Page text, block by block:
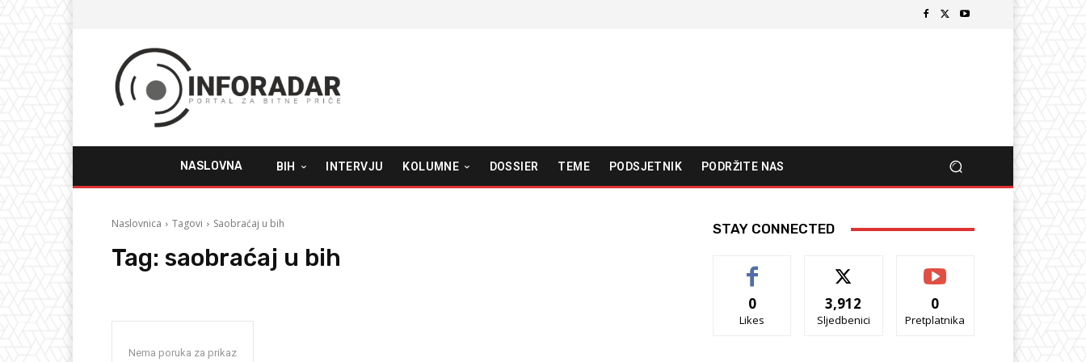
NASLOVNA BIH INTERVJU KOLUMNE DOSSIER TEME PODSJETNIK PODRŽITE NAS
Naslovnica Tagovi Saobraćaj u bih
Tag: saobraćaj u bih
Nema poruka za prikaz
STAY CONNECTED
0
Likes
3,912
Sljedbenici
0
Pretplatnika